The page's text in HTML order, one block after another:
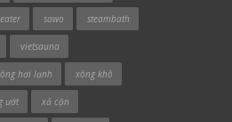
sawo steambath
vietsauna
hơi lạnh xông khô
ướt xả cặn